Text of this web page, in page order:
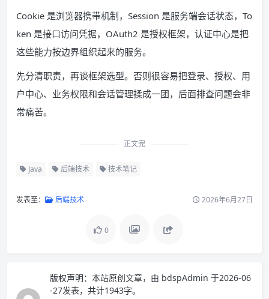
Cookie 是浏览器携带机制，Session 是服务端会话状态，To
ken 是接口访问凭据，OAuth2 是授权框架，认证中心是把
这些能力按边界组织起来的服务。
先分清职责，再谈框架选型。否则很容易把登录、授权、用
户中心、业务权限和会话管理揉成一团，后面排查问题会非
常痛苦。
正文完
Java 后端技术 技术笔记
发表至： 后端技术 2026年6月27日
0
版权声明： 本站原创文章，由 bdspAdmin 于2026-06
-27发表，共计1943字。